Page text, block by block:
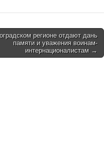
регионе отдают дань
памяти и уважения воинам-
интернационалистам →